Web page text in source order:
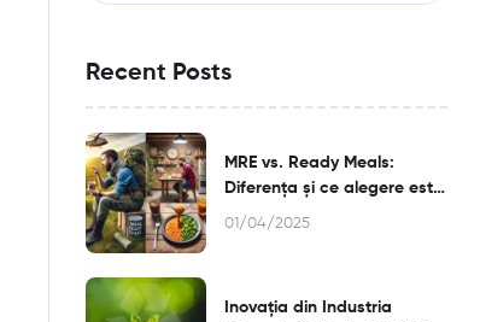
Recent Posts
MRE vs. Ready Meals:
Diferența și ce alegere este
mai bună pentru Tine?
01/04/2025
Inovația din Industria